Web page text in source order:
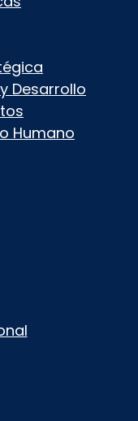
Desarrollo
Humano